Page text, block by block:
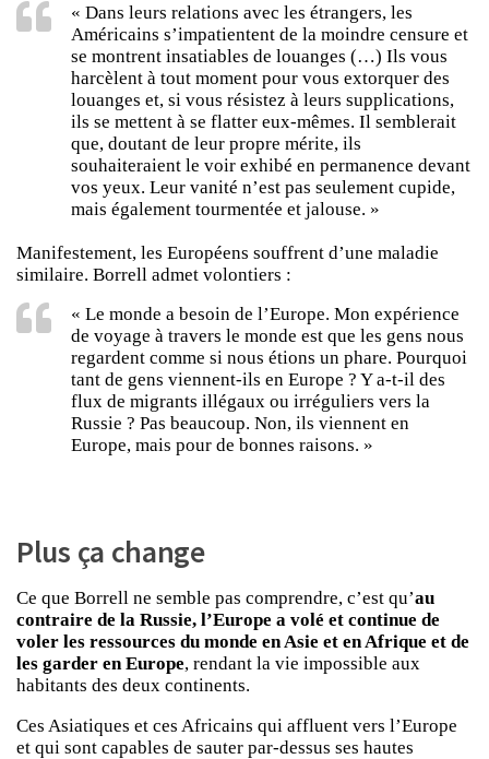
« Dans leurs relations avec les étrangers, les
Américains s’impatientent de la moindre censure et
se montrent insatiables de louanges (…) Ils vous
harcèlent à tout moment pour vous extorquer des
louanges et, si vous résistez à leurs supplications,
ils se mettent à se flatter eux-mêmes. Il semblerait
que, doutant de leur propre mérite, ils
souhaiteraient le voir exhibé en permanence devant
vos yeux. Leur vanité n’est pas seulement cupide,
mais également tourmentée et jalouse. »
Manifestement, les Européens souffrent d’une maladie
similaire. Borrell admet volontiers :
« Le monde a besoin de l’Europe. Mon expérience
de voyage à travers le monde est que les gens nous
regardent comme si nous étions un phare. Pourquoi
tant de gens viennent-ils en Europe ? Y a-t-il des
flux de migrants illégaux ou irréguliers vers la
Russie ? Pas beaucoup. Non, ils viennent en
Europe, mais pour de bonnes raisons. »
Plus ça change
Ce que Borrell ne semble pas comprendre, c’est qu’au
contraire de la Russie, l’Europe a volé et continue de
voler les ressources du monde en Asie et en Afrique et de
les garder en Europe, rendant la vie impossible aux
habitants des deux continents.
Ces Asiatiques et ces Africains qui affluent vers l’Europe
et qui sont capables de sauter par-dessus ses hautes